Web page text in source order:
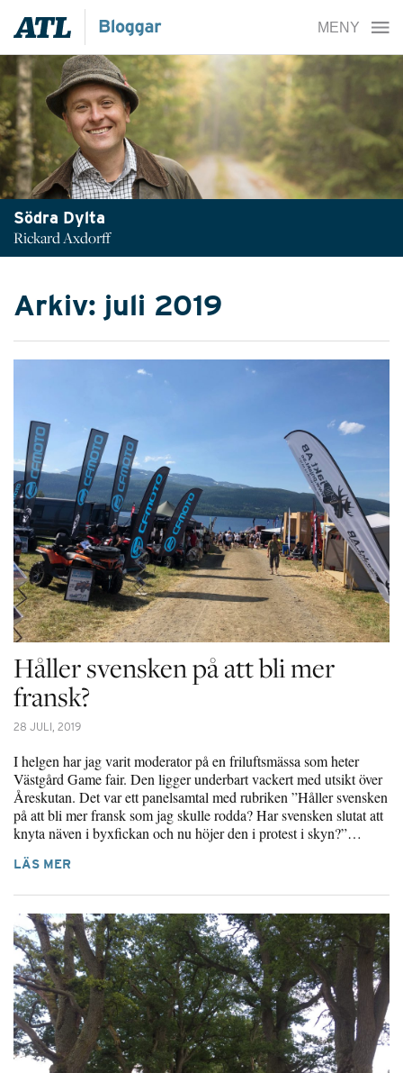
Södra Dylta
Rickard Axdorff
Arkiv: juli 2019
Håller svensken på att bli mer
fransk?
28 JULI, 2019
I helgen har jag varit moderator på en friluftsmässa som heter
Västgård Game fair. Den ligger underbart vackert med utsikt över
Åreskutan. Det var ett panelsamtal med rubriken ”Håller svensken
på att bli mer fransk som jag skulle rodda? Har svensken slutat att
knyta näven i byxfickan och nu höjer den i protest i skyn?”…
LÄS MER